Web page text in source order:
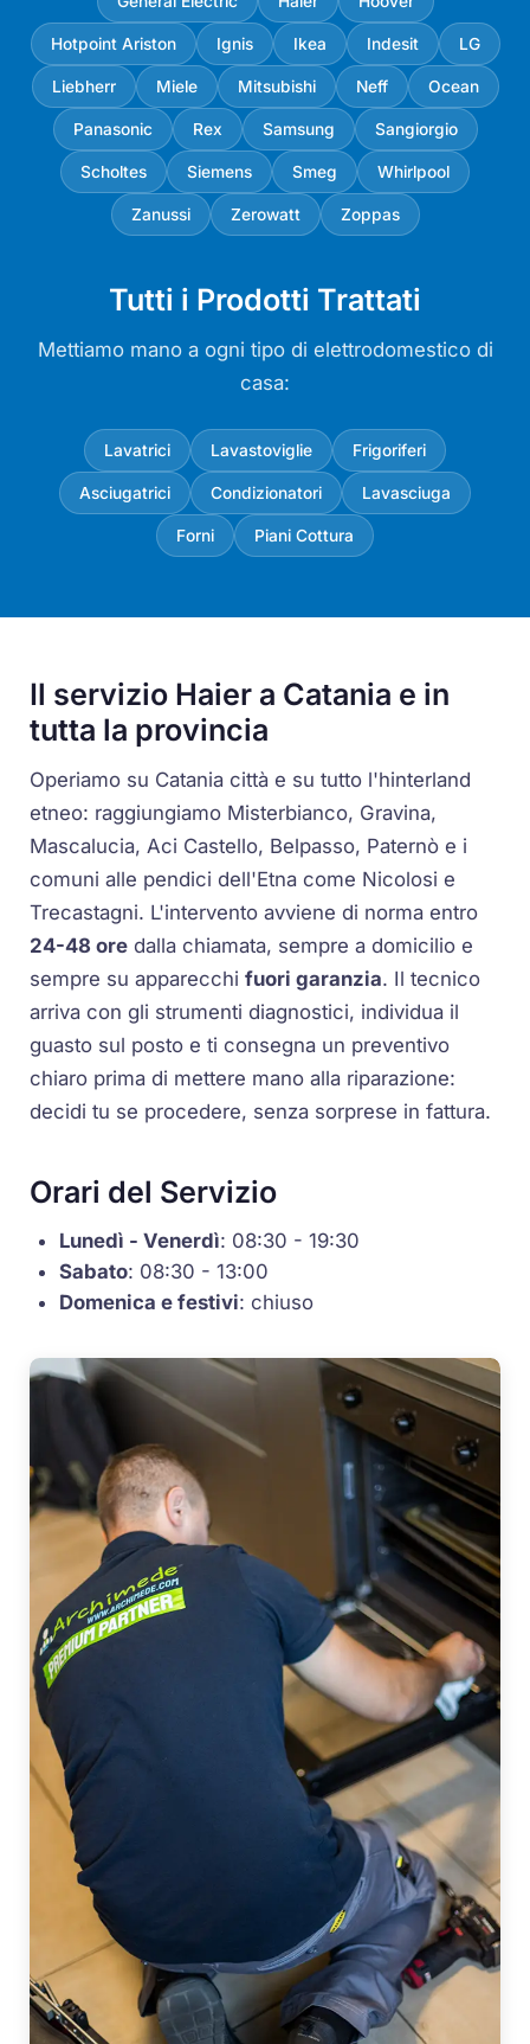
Hotpoint Ariston Ignis Ikea Indesit LG
Liebherr Miele Mitsubishi Neff Ocean
Panasonic Rex Samsung Sangiorgio
Scholtes Siemens Smeg Whirlpool
Zanussi Zerowatt Zoppas
Tutti i Prodotti Trattati
Mettiamo mano a ogni tipo di elettrodomestico di
casa:
Lavatrici Lavastoviglie Frigoriferi
Asciugatrici Condizionatori Lavasciuga
Forni Piani Cottura
Il servizio Haier a Catania e in
tutta la provincia
Operiamo su Catania città e su tutto l'hinterland
etneo: raggiungiamo Misterbianco, Gravina,
Mascalucia, Aci Castello, Belpasso, Paternò e i
comuni alle pendici dell'Etna come Nicolosi e
Trecastagni. L'intervento avviene di norma entro
24-48 ore dalla chiamata, sempre a domicilio e
sempre su apparecchifuori garanzia. Il tecnico
arriva con gli strumenti diagnostici, individua il
guasto sul posto e ti consegna un preventivo
chiaro prima di mettere mano alla riparazione:
decidi tu se procedere, senza sorprese in fattura.
Orari del Servizio
Lunedì - Venerdì: 08:30 - 19:30
Sabato: 08:30 - 13:00
Domenica e festivi: chiuso